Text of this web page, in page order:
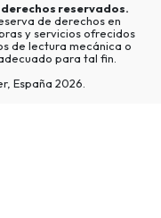
reservados.
de derechos en
y servicios ofrecidos
de lectura mecánica o
para tal fin.
España 2026.